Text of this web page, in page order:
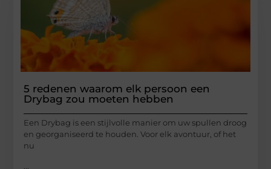
5 redenen waarom elk persoon een
Drybag zou moeten hebben
Een Drybag is een stijlvolle manier om uw spullen droog
en georganiseerd te houden. Voor elk avontuur, of het
nu